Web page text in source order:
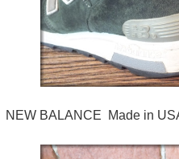
NEW BALANCE Made in